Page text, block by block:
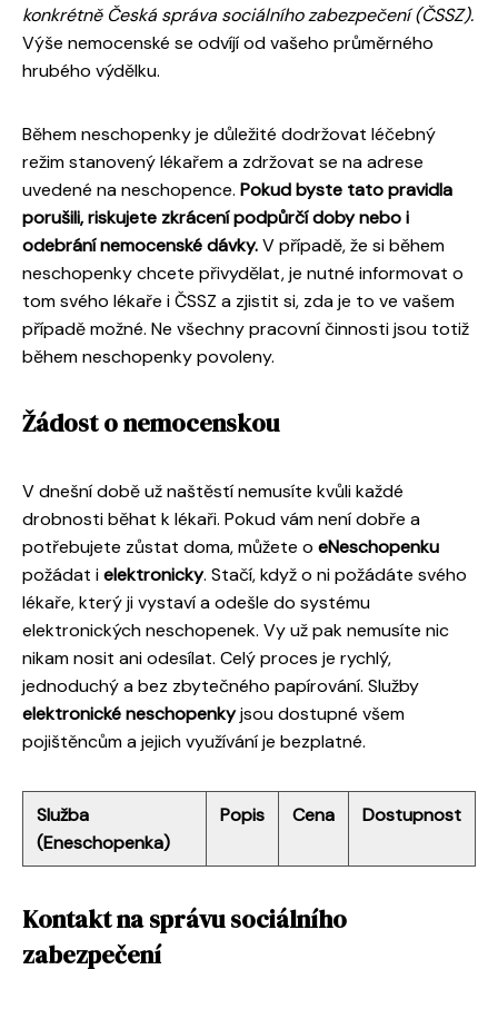
konkrétně Česká správa sociálního zabezpečení (ČSSZ).
Výše nemocenské se odvíjí od vašeho průměrného
hrubého výdělku.
Během neschopenky je důležité dodržovat léčebný
režim stanovený lékařem a zdržovat se na adrese
uvedené na neschopence. Pokud byste tato pravidla
porušili, riskujete zkrácení podpůrčí doby nebo i
odebrání nemocenské dávky.V případě, že si během
neschopenky chcete přivydělat, je nutné informovat o
tom svého lékaře i ČSSZ a zjistit si, zda je to ve vašem
případě možné. Ne všechny pracovní činnosti jsou totiž
během neschopenky povoleny.
Žádost o nemocenskou
V dnešní době už naštěstí nemusíte kvůli každé
drobnosti běhat k lékaři. Pokud vám není dobře a
potřebujete zůstat doma, můžete o eNeschopenku
požádat ielektronicky. Stačí, když o ni požádáte svého
lékaře, který ji vystaví a odešle do systému
elektronických neschopenek. Vy už pak nemusíte nic
nikam nosit ani odesílat. Celý proces je rychlý,
jednoduchý a bez zbytečného papírování. Služby
elektronické neschopenkyjsou dostupné všem
pojištěncům a jejich využívání je bezplatné.
Služba
(Eneschopenka)
Popis Cena Dostupnost
Kontakt na správu sociálního
zabezpečení